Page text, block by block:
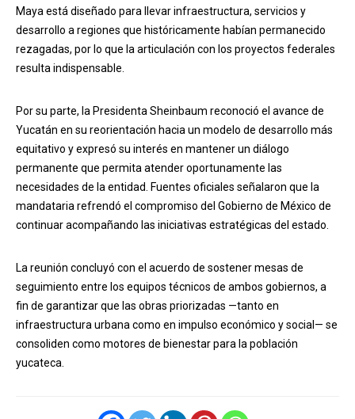
Maya está diseñado para llevar infraestructura, servicios y
desarrollo a regiones que históricamente habían permanecido
rezagadas, por lo que la articulación con los proyectos federales
resulta indispensable.
Por su parte, la Presidenta Sheinbaum reconoció el avance de
Yucatán en su reorientación hacia un modelo de desarrollo más
equitativo y expresó su interés en mantener un diálogo
permanente que permita atender oportunamente las
necesidades de la entidad. Fuentes oficiales señalaron que la
mandataria refrendó el compromiso del Gobierno de México de
continuar acompañando las iniciativas estratégicas del estado.
La reunión concluyó con el acuerdo de sostener mesas de
seguimiento entre los equipos técnicos de ambos gobiernos, a
fin de garantizar que las obras priorizadas —tanto en
infraestructura urbana como en impulso económico y social— se
consoliden como motores de bienestar para la población
yucateca.